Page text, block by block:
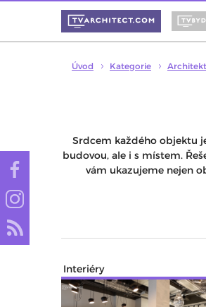
Úvod Kategorie
Srdcem každého objektu
budovou, ale i s místem.
vám ukazujeme nejen
Interiéry